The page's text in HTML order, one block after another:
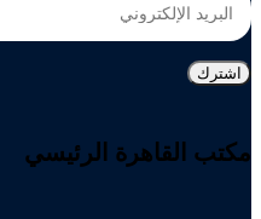
مكتب القاهرة الرئيسي